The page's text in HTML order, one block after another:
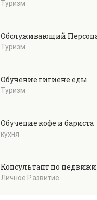
Туризм
Обслуживающий
Туризм
Обучение гигиене еды
Туризм
Обучение кофе и бариста
кухня
Консультант по
Личное Развитие